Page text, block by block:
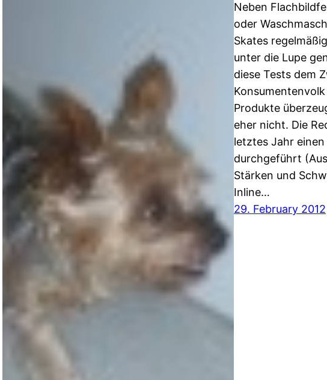
Neben
oder
Skates
unter die Lupe
diese Tests dem
Produkte
eher nicht. Die
letztes Jahr
durchgeführt
Stärken und
Inline…
29. February 2012